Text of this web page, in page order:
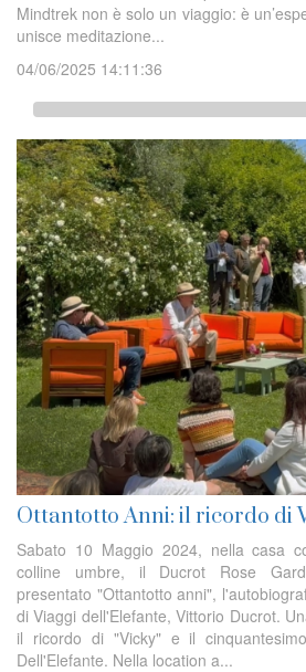
Mindtrek non è solo un viaggio: è
unisce meditazione...
04/06/2025 14:11:36
Ottantotto Anni: il ricordo di
Sabato 10 Maggio 2024, nella casa
colline umbre, il Ducrot Rose
presentato "Ottantotto anni",
di Viaggi dell'Elefante, Vittorio Ducrot.
il ricordo di "Vicky" e il
Dell'Elefante. Nella location a...